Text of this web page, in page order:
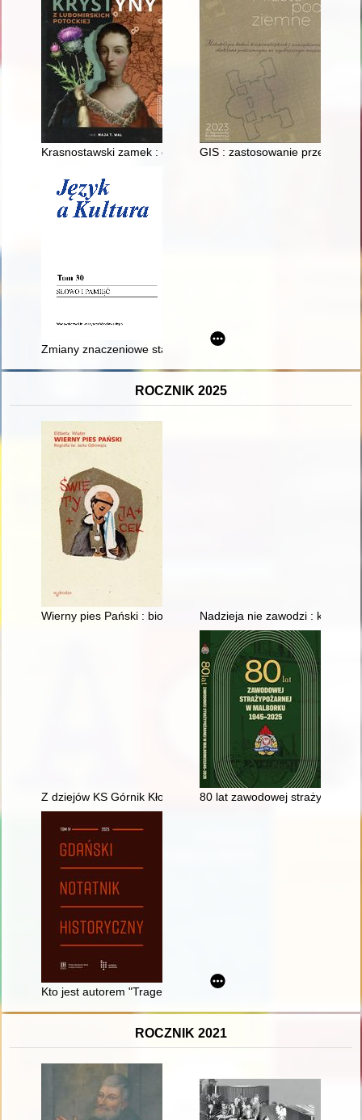
Krasnostawski zamek : czasy wojen i jego restauracji :
GIS : zastosowanie przez
Zmiany znaczeniowe staropolskich czasowników myślenia
ROCZNIK 2025
Wierny pies Pański : biografia św. Jacka Odrowąża
Nadzieja nie zawodzi : księga
Z dziejów KS Górnik Kłodawa 80 lat zawodowej straży
Kto jest autorem "Tragedii o bogaczu i Łazarzu" z 1643 r.?
ROCZNIK 2021